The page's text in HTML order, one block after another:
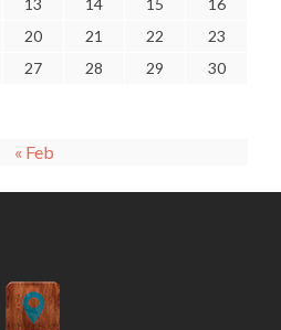
13 14 15
16
20 21 22
23
27 28 29
30
« Feb